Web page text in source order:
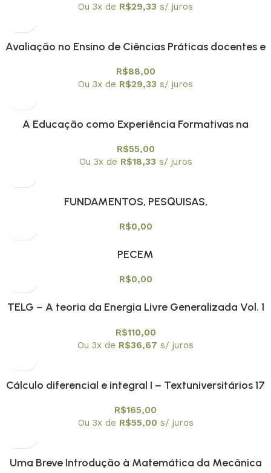
Ou 3x de R$29,33 s/ juros
Avaliação no Ensino de Ciências Práticas docentes e
R$88,00
Ou 3x de R$29,33 s/ juros
A Educação como Experiência Formativas na
R$55,00
Ou 3x de R$18,33 s/ juros
FUNDAMENTOS, PESQUISAS,
R$0,00
PECEM
R$0,00
TELG – A teoria da Energia Livre Generalizada Vol. 1
R$110,00
Ou 3x de R$36,67 s/ juros
Cálculo diferencial e integral I – Textuniversitários 17
R$165,00
Ou 3x de R$55,00 s/ juros
Uma Breve Introdução à Matemática da Mecânica